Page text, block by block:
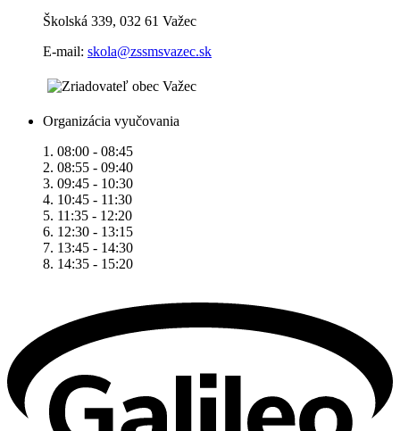
Školská 339, 032 61 Važec
E-mail: skola@zssmsvazec.sk
Organizácia vyučovania
1. 08:00 - 08:45
2. 08:55 - 09:40
3. 09:45 - 10:30
4. 10:45 - 11:30
5. 11:35 - 12:20
6. 12:30 - 13:15
7. 13:45 - 14:30
8. 14:35 - 15:20